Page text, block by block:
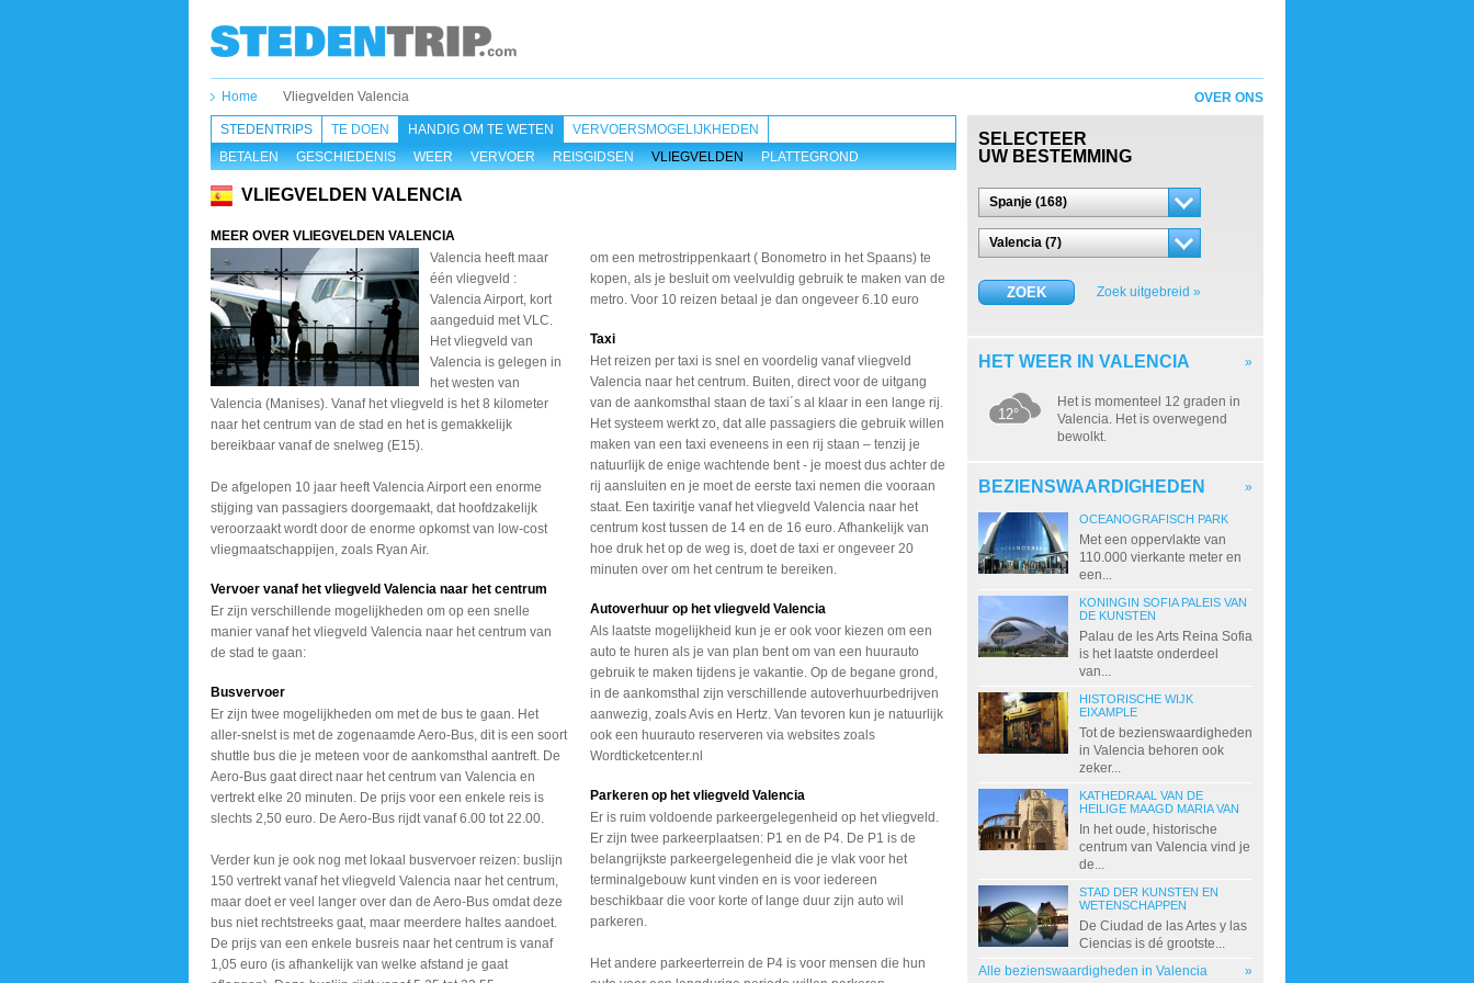
Home Vliegvelden Valencia
STEDENTRIPS TE DOEN
HANDIG OM TE WETEN
BETALEN
GESCHIEDENIS WEER VERVOER REISGIDSEN VLIEGVELDEN PLATTEGROND
VERVOERSMOGELIJKHEDEN
VLIEGVELDEN VALENCIA
MEER OVER VLIEGVELDEN VALENCIA
Valencia heeft maar
één vliegveld :
Valencia Airport, kort
aangeduid met VLC.
Het vliegveld van
Valencia is gelegen in
het westen van
Valencia (Manises). Vanaf het vliegveld is het 8 kilometer
naar het centrum van de stad en het is gemakkelijk
bereikbaar vanaf de snelweg (E15).
De afgelopen 10 jaar heeft Valencia Airport een enorme
stijging van passagiers doorgemaakt, dat hoofdzakelijk
veroorzaakt wordt door de enorme opkomst van low-cost
vliegmaatschappijen, zoals Ryan Air.
Vervoer vanaf het vliegveld Valencia naar het centrum
Er zijn verschillende mogelijkheden om op een snelle
manier vanaf het vliegveld Valencia naar het centrum van
de stad te gaan:
Busvervoer
Er zijn twee mogelijkheden om met de bus te gaan. Het
aller-snelst is met de zogenaamde Aero-Bus, dit is een soort
shuttle bus die je meteen voor de aankomsthal aantreft. De
Aero-Bus gaat direct naar het centrum van Valencia en
vertrekt elke 20 minuten. De prijs voor een enkele reis is
slechts 2,50 euro. De Aero-Bus rijdt vanaf 6.00 tot 22.00.
Verder kun je ook nog met lokaal busvervoer reizen: buslijn
150 vertrekt vanaf het vliegveld Valencia naar het centrum,
maar doet er veel langer over dan de Aero-Bus omdat deze
bus niet rechtstreeks gaat, maar meerdere haltes aandoet.
De prijs van een enkele busreis naar het centrum is vanaf
1,05 euro (is afhankelijk van welke afstand je gaat
om een metrostrippenkaart ( Bonometro in het Spaans) te
kopen, als je besluit om veelvuldig gebruik te maken van de
metro. Voor 10 reizen betaal je dan ongeveer 6.10 euro
Taxi
Het reizen per taxi is snel en voordelig vanaf vliegveld
Valencia naar het centrum. Buiten, direct voor de uitgang
van de aankomsthal staan de taxi´s al klaar in een lange rij.
Het systeem werkt zo, dat alle passagiers die gebruik willen
maken van een taxi eveneens in een rij staan – tenzij je
natuurlijk de enige wachtende bent - je moest dus achter de
rij aansluiten en je moet de eerste taxi nemen die vooraan
staat. Een taxiritje vanaf het vliegveld Valencia naar het
centrum kost tussen de 14 en de 16 euro. Afhankelijk van
hoe druk het op de weg is, doet de taxi er ongeveer 20
minuten over om het centrum te bereiken.
Autoverhuur op het vliegveld Valencia
Als laatste mogelijkheid kun je er ook voor kiezen om een
auto te huren als je van plan bent om van een huurauto
gebruik te maken tijdens je vakantie. Op de begane grond,
in de aankomsthal zijn verschillende autoverhuurbedrijven
aanwezig, zoals Avis en Hertz. Van tevoren kun je natuurlijk
ook een huurauto reserveren via websites zoals
Wordticketcenter.nl
Parkeren op het vliegveld Valencia
Er is ruim voldoende parkeergelegenheid op het vliegveld.
Er zijn twee parkeerplaatsen: P1 en de P4. De P1 is de
belangrijkste parkeergelegenheid die je vlak voor het
terminalgebouw kunt vinden en is voor iedereen
beschikbaar die voor korte of lange duur zijn auto wil
parkeren.
Het andere parkeerterrein de P4 is voor mensen die hun
OVER ONS
SELECTEER
UW BESTEMMING
Spanje (168)
Valencia (7)
ZOEK Zoek uitgebreid »
HET WEER IN VALENCIA »
12°
Het is momenteel 12 graden in
Valencia. Het is overwegend
bewolkt.
BEZIENSWAARDIGHEDEN »
OCEANOGRAFISCH PARK
Met een oppervlakte van
110.000 vierkante meter en
een...
KONINGIN SOFIA PALEIS VAN
DE KUNSTEN
Palau de les Arts Reina Sofia
is het laatste onderdeel
van...
HISTORISCHE WIJK
EIXAMPLE
Tot de bezienswaardigheden
in Valencia behoren ook
zeker...
KATHEDRAAL VAN DE
HEILIGE MAAGD MARIA VAN
In het oude, historische
centrum van Valencia vind je
de...
STAD DER KUNSTEN EN
WETENSCHAPPEN
De Ciudad de las Artes y las
Ciencias is dé grootste...
Alle bezienswaardigheden in Valencia
»